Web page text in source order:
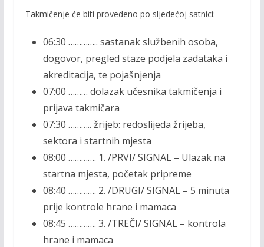
Takmičenje će biti provedeno po sljedećoj satnici:
06:30 ………….. sastanak službenih osoba,
dogovor, pregled staze podjela zadataka i
akreditacija, te pojašnjenja
07:00 ……… dolazak učesnika takmičenja i
prijava takmičara
07:30 ……….. žrijeb: redoslijeda žrijeba,
sektora i startnih mjesta
08:00 …………. 1. /PRVI/ SIGNAL – Ulazak na
startna mjesta, početak pripreme
08:40 …………. 2. /DRUGI/ SIGNAL – 5 minuta
prije kontrole hrane i mamaca
08:45 …………. 3. /TREČI/ SIGNAL – kontrola
hrane i mamaca